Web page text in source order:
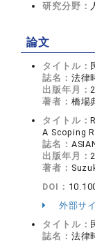
研究分野：
論文
タイトル：
誌名： 法律
出版年月：
著者： 橋場
タイトル：
A Scoping
誌名：
出版年月：
著者：
DOI：
外部サ
タイトル：
誌名： 法律